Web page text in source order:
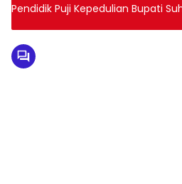
Pendidik Puji Kepedulian Bupati